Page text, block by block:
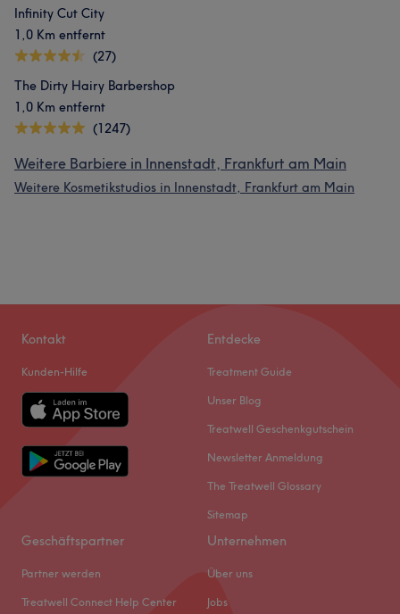
Infinity Cut City
1,0 Km entfernt
(27)
The Dirty Hairy Barbershop
1,0 Km entfernt
(1247)
Weitere Barbiere in Innenstadt, Frankfurt am Main
Weitere Kosmetikstudios in Innenstadt, Frankfurt am Main
Kontakt
Kunden-Hilfe
Entdecke
Treatment Guide
Unser Blog
Treatwell Geschenkgutschein
Newsletter Anmeldung
The Treatwell Glossary
Sitemap
Geschäftspartner
Partner werden
Treatwell Connect Help Center
Unternehmen
Über uns
Jobs